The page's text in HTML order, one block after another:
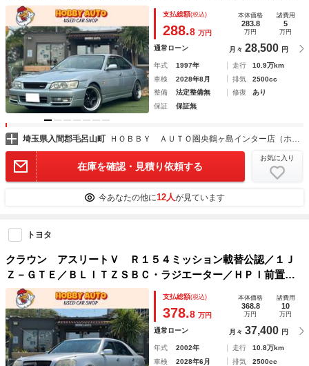
ル／ＮＩＳＭＯカッパーミックスクラッチ／タイミングベルト
交換済み／ＷＯＲＫマイスターアルミホイール／整備記録簿付
き／
支払総額(税込)
288.8 万円
本体価格
283.8
万円
諸費用
5
万円
通常ローン 月々 28,500 円
年式 1997年 走行
10.9万km
車検
2028年8月 排気
2500cc
整備
法定整備無 修復
あり
保証
保証無
埼玉県入間郡毛呂山町
在庫を確認・見積り依頼する
お気に入り
今あなたの他に12人が見ています
トヨタ
クラウン アスリートＶ Ｒ１５４ミッション載替公認／１Ｊ
Ｚ－ＧＴＥ／ＢＬＩＴＺＳＢＣ・ラジエーター／ＨＰＩ前置イ
ンタークーラー・パイピング／ＴＥＩＮ車高調／マナレイ１８
インチアルミ／ＨＫＳエアクリ／ＢＲＩＤＥセミバケシート／
支払総額(税込)
378.8 万円
本体価格
368.8
万円
諸費用
10
万円
通常ローン 月々 37,400 円
年式 2002年 走行
10.8万km
車検
2028年6月 排気
2500cc